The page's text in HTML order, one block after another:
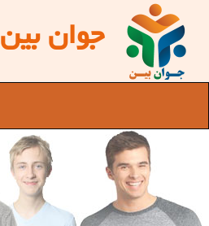
جوان بین